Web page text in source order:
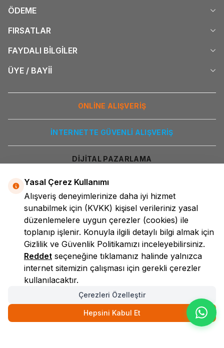
ÖDEME
FIRSATLAR
FAYDALI BİLGİLER
ÜYE / BAYİİ
ONLİNE ALIŞVERİŞ
İNTERNETTE GÜVENLİ ALIŞVERİŞ
DİJİTAL PAZARLAMA
LokmanAVM
Yasal Çerez Kullanımı
Alışveriş deneyimlerinize daha iyi hizmet
sunabilmek için (KVKK) kişisel verileriniz yasal
düzenlemelere uygun çerezler (cookies) ile
toplanıp işlenir. Konuyla ilgili detaylı bilgi almak için
Gizlilik ve Güvenlik Politikamızı inceleyebilirsiniz.
Reddet seçeneğine tıklamanız halinde yalnızca
internet sitemizin çalışması için gerekli çerezler
kullanılacaktır.
Çerezleri Özelleştir
Hepsini Kabul Et